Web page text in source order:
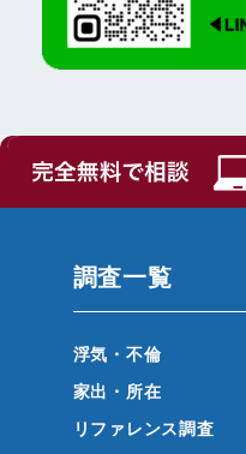
調査一覧
浮気・不倫
家出・所在
リファレンス調査